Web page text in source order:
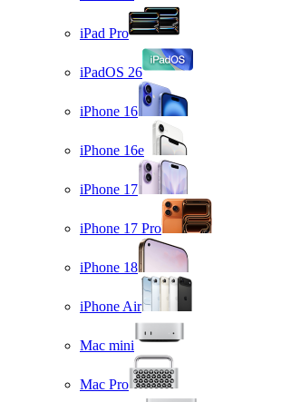
iPad Pro
iPadOS 26
iPhone 16
iPhone 16e
iPhone 17
iPhone 17 Pro
iPhone 18
iPhone Air
Mac mini
Mac Pro